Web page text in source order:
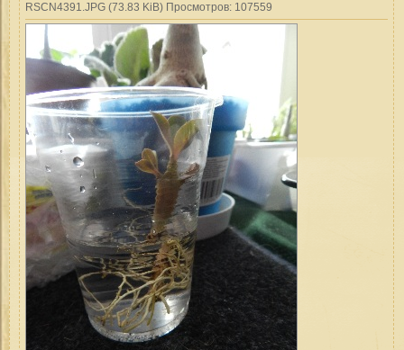
RSCN4391.JPG (73.83 KiB) Просмотров: 107559